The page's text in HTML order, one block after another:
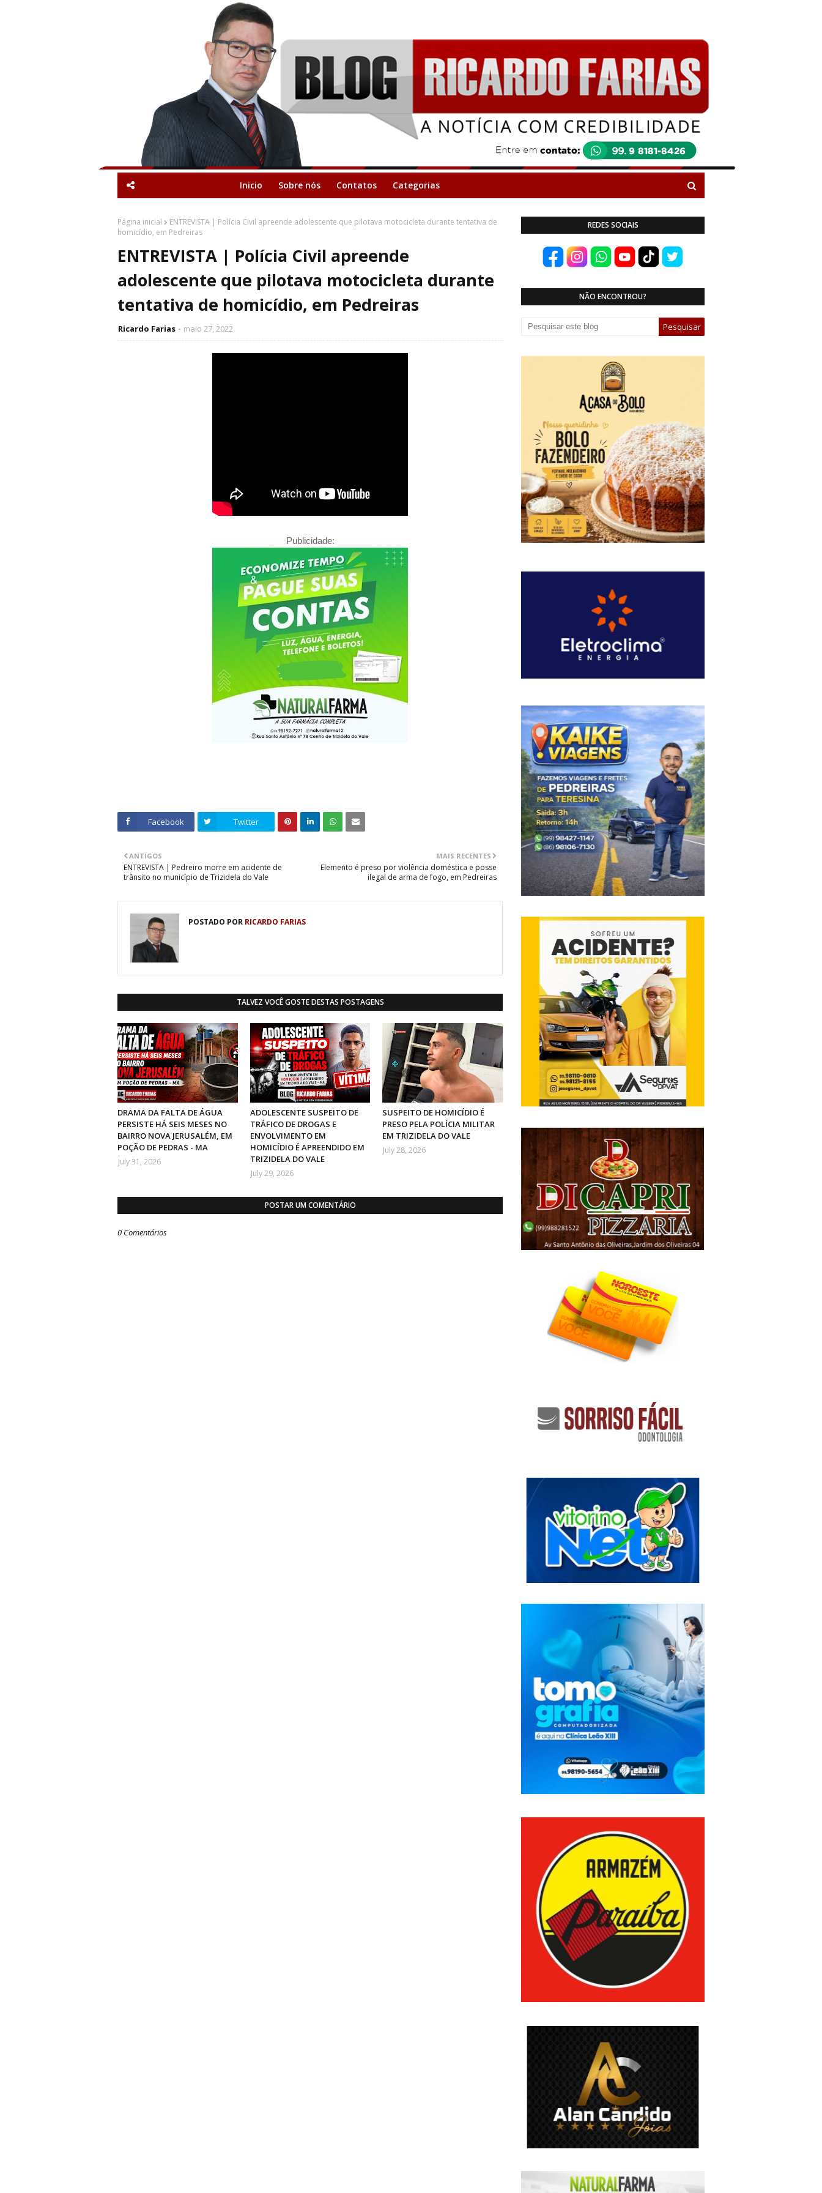
Inicio Sobre nós Contatos Categorias
Página inicial
ENTREVISTA | Polícia Civil apreende adolescente que pilotava motocicleta durante tentativa de
homicídio, em Pedreiras
ENTREVISTA | Polícia Civil apreende
adolescente que pilotava motocicleta durante
tentativa de homicídio, em Pedreiras
Ricardo Farias maio 27, 2022
Publicidade:
Facebook Twitter
MAIS RECENTES
Elemento é preso por violência doméstica e posse
ilegal de arma de fogo, em Pedreiras
ANTIGOS
ENTREVISTA | Pedreiro morre em acidente de
trânsito no município de Trizidela do Vale
POSTADO POR RICARDO FARIAS
TALVEZ VOCÊ GOSTE DESTAS POSTAGENS
DRAMA DA FALTA DE ÁGUA
PERSISTE HÁ SEIS MESES NO
BAIRRO NOVA JERUSALÉM, EM
POÇÃO DE PEDRAS - MA
July 31, 2026
ADOLESCENTE SUSPEITO DE
TRÁFICO DE DROGAS E
ENVOLVIMENTO EM
HOMICÍDIO É APREENDIDO EM
TRIZIDELA DO VALE
July 29, 2026
SUSPEITO DE HOMICÍDIO É
PRESO PELA POLÍCIA MILITAR
EM TRIZIDELA DO VALE
July 28, 2026
POSTAR UM COMENTÁRIO
0 Comentários
REDES SOCIAIS
NÃO ENCONTROU?